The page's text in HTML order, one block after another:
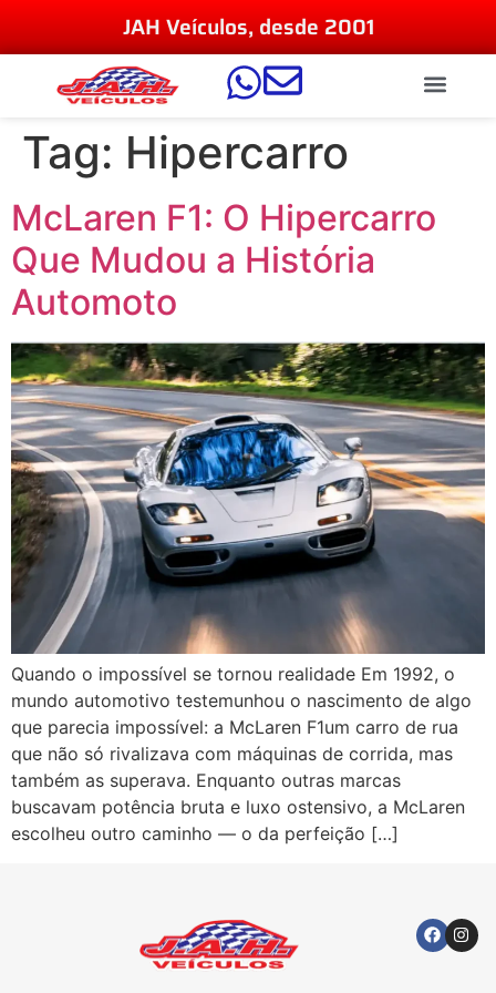
JAH Veículos, desde 2001
Tag: Hipercarro
McLaren F1: O Hipercarro
Que Mudou a História
Automoto
Quando o impossível se tornou realidade Em 1992, o
mundo automotivo testemunhou o nascimento de algo
que parecia impossível: a McLaren F1um carro de rua
que não só rivalizava com máquinas de corrida, mas
também as superava. Enquanto outras marcas
buscavam potência bruta e luxo ostensivo, a McLaren
escolheu outro caminho — o da perfeição […]